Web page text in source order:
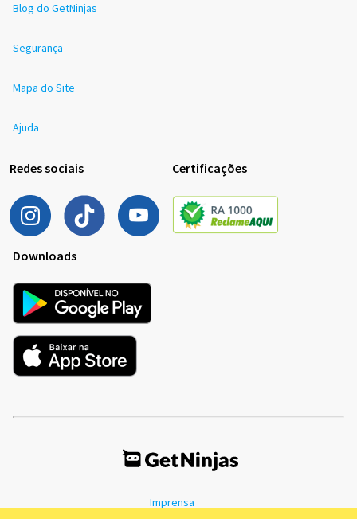
Blog do GetNinjas
Segurança
Mapa do Site
Ajuda
Redes sociais Certificações
Downloads
Imprensa